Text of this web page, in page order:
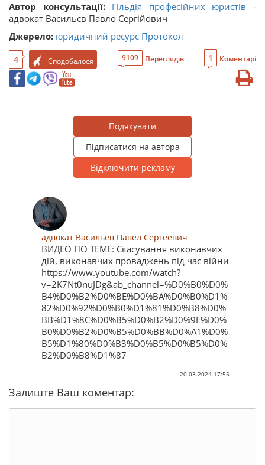
Автор консультації:
Гільдія професійних юристів -
адвокат Васильєв Павло Сергійович
Джерело: юридичний ресурс Протокол
4 Сподобалося 9109 Переглядів 1 Коментарі
Подякувати
Підписатися на автора
Відключити рекламу
адвокат Васильев Павел Сергеевич
ВИДЕО ПО ТЕМЕ: Скасування виконавчих
дій, виконавчих проваджень під час війни
https://www.youtube.com/watch?
v=2K7Nt0nuJDg&ab_channel=%D0%B0%D0%
B4%D0%B2%D0%BE%D0%BA%D0%B0%D1%
82%D0%92%D0%B0%D1%81%D0%B8%D0%
BB%D1%8C%D0%B5%D0%B2%D0%9F%D0%
B0%D0%B2%D0%B5%D0%BB%D0%A1%D0%
B5%D1%80%D0%B3%D0%B5%D0%B5%D0%
B2%D0%B8%D1%87
20.03.2024 17:55
Залиште Ваш коментар: